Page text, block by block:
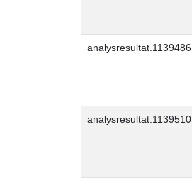
analysresultat.1139486
analysresultat.1139510